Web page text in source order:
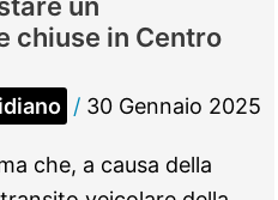
chiuse in Centro
/ 30 Gennaio 2025
che, a causa della